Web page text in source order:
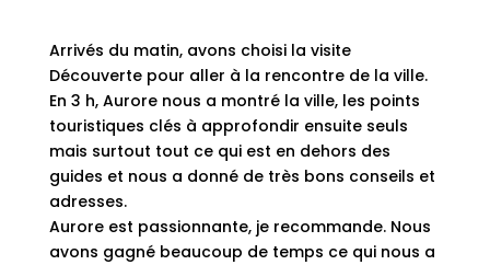
Arrivés du matin, avons choisi la visite
Découverte pour aller à la rencontre de la ville.
En 3 h, Aurore nous a montré la ville, les points
touristiques clés à approfondir ensuite seuls
mais surtout tout ce qui est en dehors des
guides et nous a donné de très bons conseils et
adresses.
Aurore est passionnante, je recommande. Nous
avons gagné beaucoup de temps ce qui nous a